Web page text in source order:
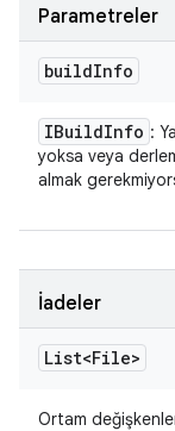
Parametreler
buildInfo
IBuildInfo :
yoksa veya
almak
İadeler
List<File>
Ortam